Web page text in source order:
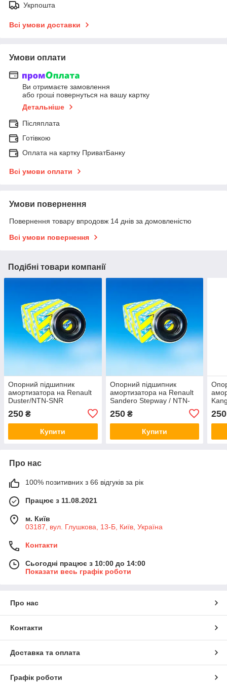
Укрпошта
Всі умови доставки
Умови оплати
Ви отримаєте замовлення
або гроші повернуться на вашу картку
Детальніше
Післяплата
Готівкою
Оплата на картку ПриватБанку
Всі умови оплати
Умови повернення
Повернення товару впродовж 14 днів за домовленістю
Всі умови повернення
Подібні товари компанії
Опорний підшипник
амортизатора на Renault
Duster/NTN-SNR
250 ₴
Купити
Опорний підшипник
амортизатора на Renault
Sandero Stepway / NTN-
SNR (Франція) M255.04
250₴
Купити
250
Про нас
100% позитивних з 66 відгуків за рік
Працює з 11.08.2021
м. Київ
03187, вул. Глушкова, 13-Б, Київ, Україна
Контакти
Сьогодні працює з 10:00 до 14:00
Показати весь графік роботи
Про нас
Контакти
Доставка та оплата
Графік роботи